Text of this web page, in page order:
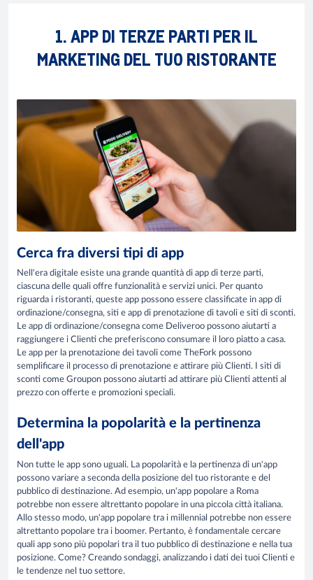
1. APP DI TERZE PARTI PER IL
MARKETING DEL TUO RISTORANTE
Cerca fra diversi tipi di app
Nell'era digitale esiste una grande quantità di app di terze parti,
ciascuna delle quali offre funzionalità e servizi unici. Per quanto
riguarda i ristoranti, queste app possono essere classificate in app di
ordinazione/consegna, siti e app di prenotazione di tavoli e siti di sconti.
Le app di ordinazione/consegna come Deliveroo possono aiutarti a
raggiungere i Clienti che preferiscono consumare il loro piatto a casa.
Le app per la prenotazione dei tavoli come TheFork possono
semplificare il processo di prenotazione e attirare più Clienti. I siti di
sconti come Groupon possono aiutarti ad attirare più Clienti attenti al
prezzo con offerte e promozioni speciali.
Determina la popolarità e la pertinenza
dell'app
Non tutte le app sono uguali. La popolarità e la pertinenza di un'app
possono variare a seconda della posizione del tuo ristorante e del
pubblico di destinazione. Ad esempio, un'app popolare a Roma
potrebbe non essere altrettanto popolare in una piccola città italiana.
Allo stesso modo, un'app popolare tra i millennial potrebbe non essere
altrettanto popolare tra i boomer. Pertanto, è fondamentale cercare
quali app sono più popolari tra il tuo pubblico di destinazione e nella tua
posizione. Come? Creando sondaggi, analizzando i dati dei tuoi Clienti e
le tendenze nel tuo settore.